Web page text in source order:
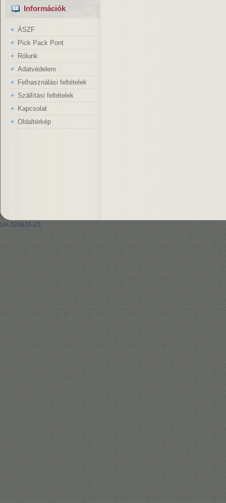
Információk
ÁSZF
Pick Pack Pont
Rólunk
Adatvédelem
Felhasználási feltételek
Szállítási feltételek
Kapcsolat
Oldaltérkép
UA-524616-25